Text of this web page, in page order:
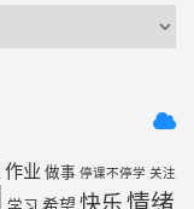
作业 做事 停课不停学 关注